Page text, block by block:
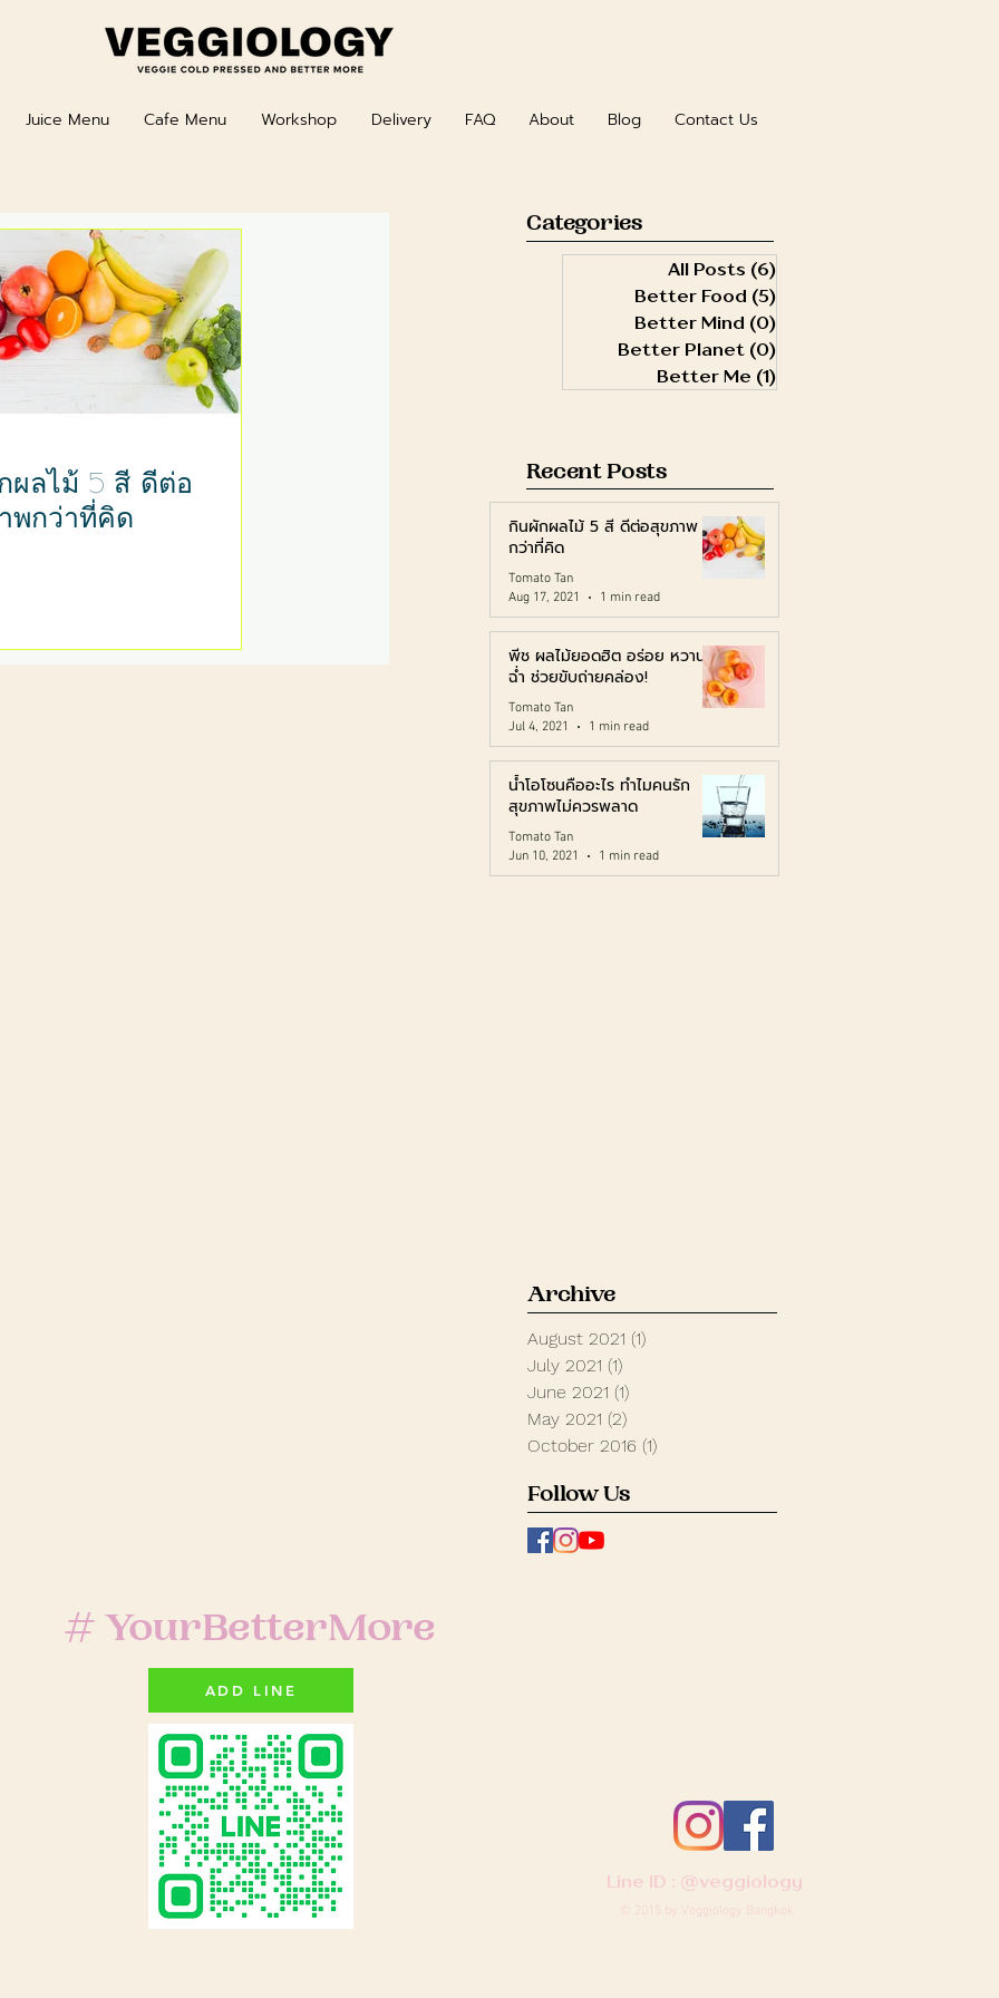
Juice Menu Cafe Menu Workshop Delivery FAQ About Blog Contact Us
ผลไม้ 5 สี ดีต่อ
พกว่าที่คิด
Categories
All Posts (6)
Better Food (5)
Better Mind (0)
Better Planet (0)
Better Me (1)
Recent Posts
กินผักผลไม้ 5 สี ดีต่อสุขภาพ
กว่าที่คิด
Tomato Tan
Aug 17, 2021
1 min read
พีช ผลไม้ยอดฮิต อร่อย หวาน
ฉ่ำ ช่วยขับถ่ายคล่อง!
Tomato Tan
Jul 4, 2021
1 min read
น้ำโอโซนคืออะไร ทำไมคนรัก
สุขภาพไม่ควรพลาด
Tomato Tan
Jun 10, 2021
1 min read
Archive
August 2021 (1)
July 2021 (1)
June 2021 (1)
May 2021 (2)
October 2016 (1)
Follow Us
# YourBetterMore
ADD LINE
Line ID : @veggiology
© 2015 by Veggiology Bangkok